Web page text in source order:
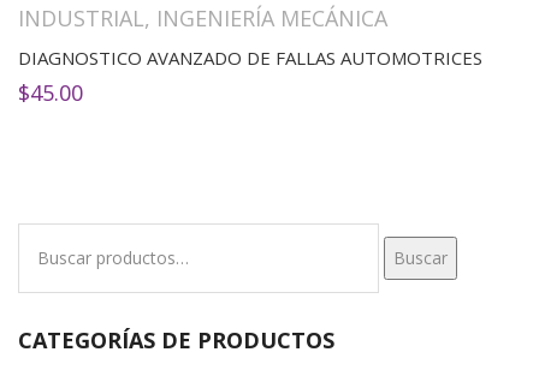
INDUSTRIAL, INGENIERÍA MECÁNICA
DIAGNOSTICO AVANZADO DE FALLAS AUTOMOTRICES
$45.00
Buscar
CATEGORÍAS DE PRODUCTOS